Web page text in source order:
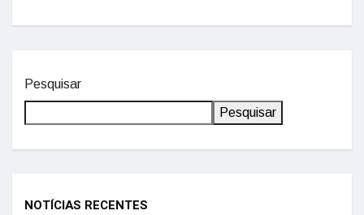
Pesquisar
Pesquisar
NOTÍCIAS RECENTES